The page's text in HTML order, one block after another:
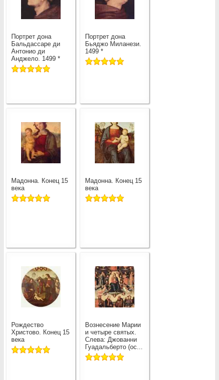
Портрет дона
Бальдассаре ди
Антонио ди
Анджело. 1499 *
Портрет дона
Бьяджо Миланези.
1499 *
Мадонна. Конец 15
века
Мадонна. Конец 15
века
Рождество
Христово. Конец 15
века
Вознесение Марии
и четыре святых.
Слева: Джованни
Гуадальберто (ос...